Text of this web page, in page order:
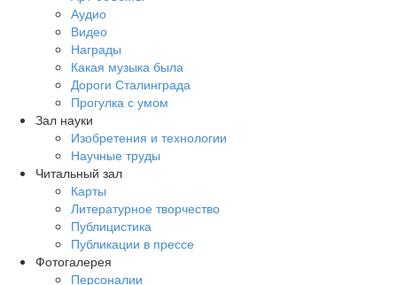
Аудио
Видео
Награды
Какая музыка была
Дороги Сталинграда
Прогулка с умом
Зал науки
Изобретения и технологии
Научные труды
Читальный зал
Карты
Литературное творчество
Публицистика
Публикации в прессе
Фотогалерея
Персоналии